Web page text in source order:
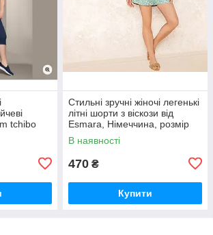
tchibo
Стильні зручні жіночі легенькі
літні шорти з віскози від
Esmara, Німеччина, розмір
M-L
В наявності
470 ₴
Купити